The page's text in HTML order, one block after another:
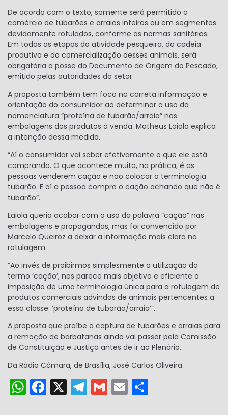
De acordo com o texto, somente será permitido o
comércio de tubarões e arraias inteiros ou em segmentos
devidamente rotulados, conforme as normas sanitárias.
Em todas as etapas da atividade pesqueira, da cadeia
produtiva e da comercialização desses animais, será
obrigatória a posse do Documento de Origem do Pescado,
emitido pelas autoridades do setor.
A proposta também tem foco na correta informação e
orientação do consumidor ao determinar o uso da
nomenclatura “proteína de tubarão/arraia” nas
embalagens dos produtos à venda. Matheus Laiola explica
a intenção dessa medida.
“Aí o consumidor vai saber efetivamente o que ele está
comprando. O que acontece muito, na prática, é as
pessoas venderem cação e não colocar a terminologia
tubarão. E aí a pessoa compra o cação achando que não é
tubarão”.
Laiola queria acabar com o uso da palavra “cação” nas
embalagens e propagandas, mas foi convencido por
Marcelo Queiroz a deixar a informação mais clara na
rotulagem.
“Ao invés de proibirmos simplesmente a utilização do
termo ‘cação’, nos parece mais objetivo e eficiente a
imposição de uma terminologia única para a rotulagem de
produtos comerciais advindos de animais pertencentes a
essa classe: ‘proteína de tubarão/arraia’”.
A proposta que proíbe a captura de tubarões e arraias para
a remoção de barbatanas ainda vai passar pela Comissão
de Constituição e Justiça antes de ir ao Plenário.
Da Rádio Câmara, de Brasília, José Carlos Oliveira
W
h
F
a
X T
el
G
m
E
m